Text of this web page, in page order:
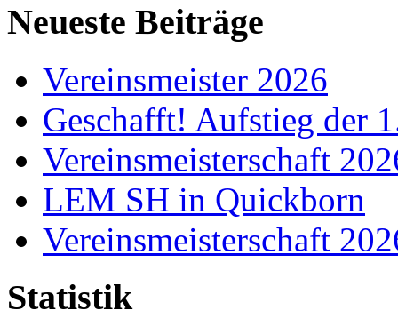
Neueste Beiträge
Vereinsmeister 2026
Geschafft! Aufstieg der
Vereinsmeisterschaft
LEM SH in Quickborn
Vereinsmeisterschaft
Statistik